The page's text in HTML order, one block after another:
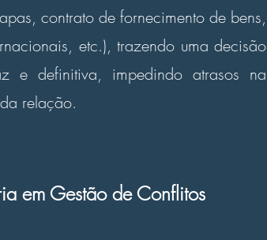
contrato de fornecimento de bens,
etc.), trazendo uma decisão
e definitiva, impedindo atrasos na
relação.
em Gestão de Conflitos